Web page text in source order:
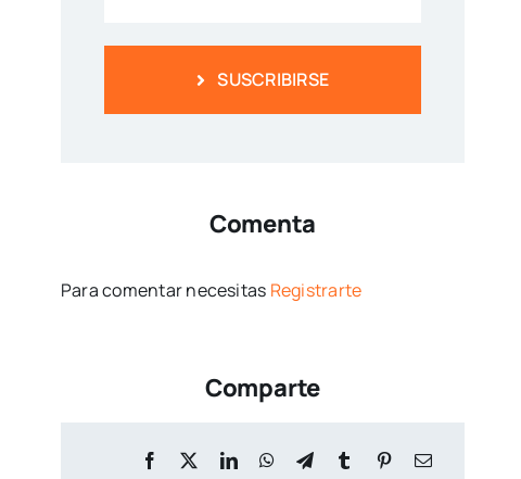
SUSCRIBIRSE
Comenta
Para comentar necesitas Registrarte
Comparte